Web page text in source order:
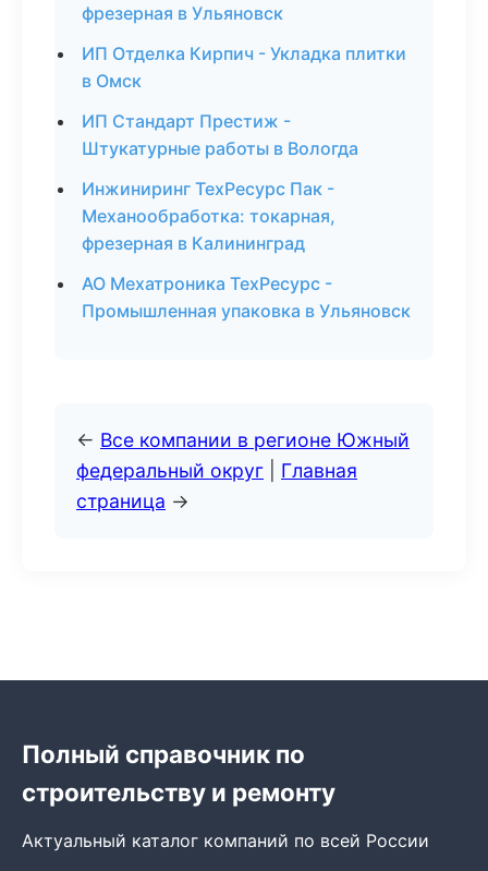
фрезерная в Ульяновск
ИП Отделка Кирпич - Укладка плитки
в Омск
ИП Стандарт Престиж -
Штукатурные работы в Вологда
Инжиниринг ТехРесурс Пак -
Механообработка: токарная,
фрезерная в Калининград
АО Мехатроника ТехРесурс -
Промышленная упаковка в Ульяновск
← Все компании в регионе Южный
федеральный округ
Главная
страница →
Полный справочник по
строительству и ремонту
Актуальный каталог компаний по всей России